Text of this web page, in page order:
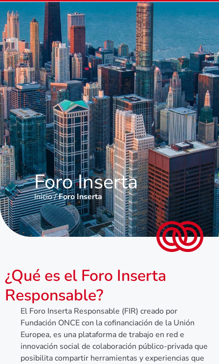
Foro Inserta
Inicio/Foro Inserta
¿Qué es el Foro Inserta
Responsable?
El Foro Inserta Responsable (FIR) creado por
Fundación ONCE con la cofinanciación de la Unión
Europea, es una plataforma de trabajo en red e
innovación social de colaboración público-privada que
posibilita compartir herramientas y experiencias que